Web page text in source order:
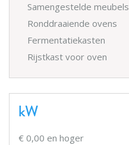
Samengestelde meubels
Ronddraaiende ovens
Fermentatiekasten
Rijstkast voor oven
kW
€ 0,00 en hoger